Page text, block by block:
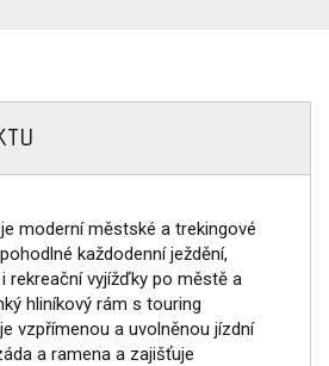
moderní městské a trekingové
každodenní ježdění,
rekreační vyjížďky po městě a
hliníkový rám s touring
vzpřímenou a uvolněnou jízdní
a ramena a zajišťuje